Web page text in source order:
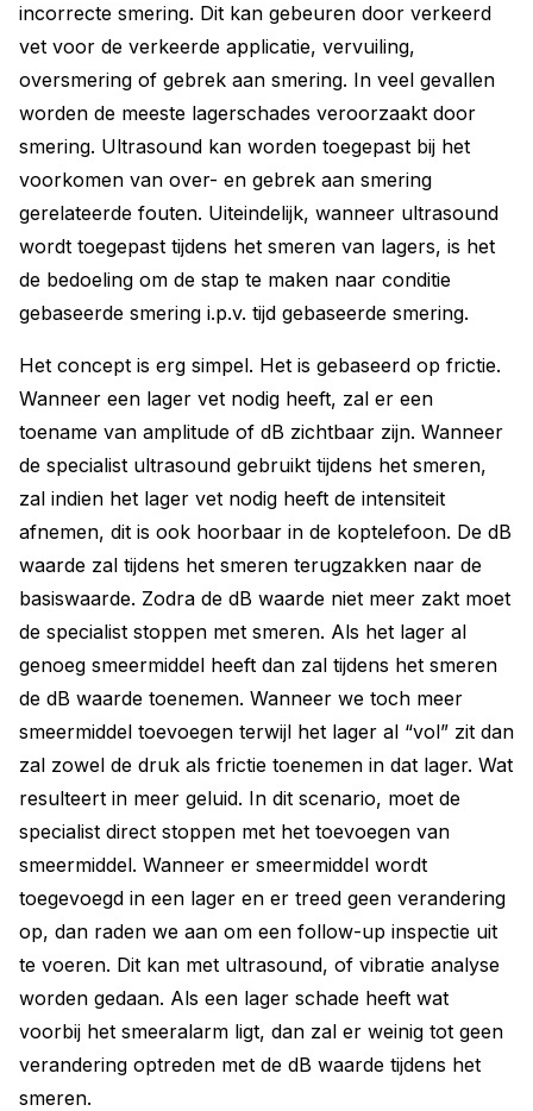
incorrecte smering. Dit kan gebeuren door verkeerd
vet voor de verkeerde applicatie, vervuiling,
oversmering of gebrek aan smering. In veel gevallen
worden de meeste lagerschades veroorzaakt door
smering. Ultrasound kan worden toegepast bij het
voorkomen van over- en gebrek aan smering
gerelateerde fouten. Uiteindelijk, wanneer ultrasound
wordt toegepast tijdens het smeren van lagers, is het
de bedoeling om de stap te maken naar conditie
gebaseerde smering i.p.v. tijd gebaseerde smering.
Het concept is erg simpel. Het is gebaseerd op frictie.
Wanneer een lager vet nodig heeft, zal er een
toename van amplitude of dB zichtbaar zijn. Wanneer
de specialist ultrasound gebruikt tijdens het smeren,
zal indien het lager vet nodig heeft de intensiteit
afnemen, dit is ook hoorbaar in de koptelefoon. De dB
waarde zal tijdens het smeren terugzakken naar de
basiswaarde. Zodra de dB waarde niet meer zakt moet
de specialist stoppen met smeren. Als het lager al
genoeg smeermiddel heeft dan zal tijdens het smeren
de dB waarde toenemen. Wanneer we toch meer
smeermiddel toevoegen terwijl het lager al “vol” zit dan
zal zowel de druk als frictie toenemen in dat lager. Wat
resulteert in meer geluid. In dit scenario, moet de
specialist direct stoppen met het toevoegen van
smeermiddel. Wanneer er smeermiddel wordt
toegevoegd in een lager en er treed geen verandering
op, dan raden we aan om een follow-up inspectie uit
te voeren. Dit kan met ultrasound, of vibratie analyse
worden gedaan. Als een lager schade heeft wat
voorbij het smeeralarm ligt, dan zal er weinig tot geen
verandering optreden met de dB waarde tijdens het
smeren.